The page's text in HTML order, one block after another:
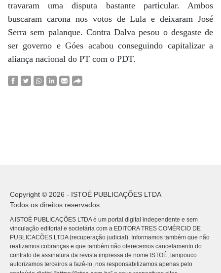
travaram uma disputa bastante particular. Ambos
buscaram carona nos votos de Lula e deixaram José
Serra sem palanque. Contra Dalva pesou o desgaste de
ser governo e Góes acabou conseguindo capitalizar a
aliança nacional do PT com o PDT.
Copyright © 2026 - ISTOÉ PUBLICAÇÕES LTDA
Todos os direitos reservados.
A ISTOÉ PUBLICAÇÕES LTDA é um portal digital independente e sem
vinculação editorial e societária com a EDITORA TRES COMÉRCIO DE
PUBLICACÕES LTDA (recuperação judicial). Informamos também que não
realizamos cobranças e que também não oferecemos cancelamento do
contrato de assinatura da revista impressa de nome ISTOÉ, tampouco
autorizamos terceiros a fazê-lo, nos responsabilizamos apenas pelo